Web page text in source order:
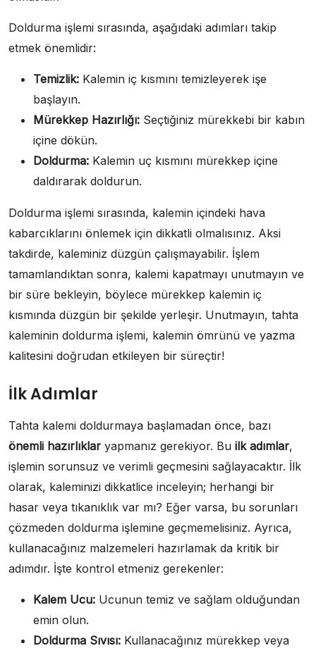
Doldurma işlemi sırasında, aşağıdaki adımları takip
etmek önemlidir:
Temizlik: Kalemin iç kısmını temizleyerek işe
başlayın.
Mürekkep Hazırlığı: Seçtiğiniz mürekkebi bir kabın
içine dökün.
Doldurma: Kalemin uç kısmını mürekkep içine
daldırarak doldurun.
Doldurma işlemi sırasında, kalemin içindeki hava
kabarcıklarını önlemek için dikkatli olmalısınız. Aksi
takdirde, kaleminiz düzgün çalışmayabilir. İşlem
tamamlandıktan sonra, kalemi kapatmayı unutmayın ve
bir süre bekleyin, böylece mürekkep kalemin iç
kısmında düzgün bir şekilde yerleşir. Unutmayın, tahta
kaleminin doldurma işlemi, kalemin ömrünü ve yazma
kalitesini doğrudan etkileyen bir süreçtir!
İlk Adımlar
Tahta kalemi doldurmaya başlamadan önce, bazı
önemli hazırlıklar yapmanız gerekiyor. Bu ilk adımlar,
işlemin sorunsuz ve verimli geçmesini sağlayacaktır. İlk
olarak, kaleminizi dikkatlice inceleyin; herhangi bir
hasar veya tıkanıklık var mı? Eğer varsa, bu sorunları
çözmeden doldurma işlemine geçmemelisiniz. Ayrıca,
kullanacağınız malzemeleri hazırlamak da kritik bir
adımdır. İşte kontrol etmeniz gerekenler:
Kalem Ucu: Ucunun temiz ve sağlam olduğundan
emin olun.
Doldurma Sıvısı: Kullanacağınız mürekkep veya